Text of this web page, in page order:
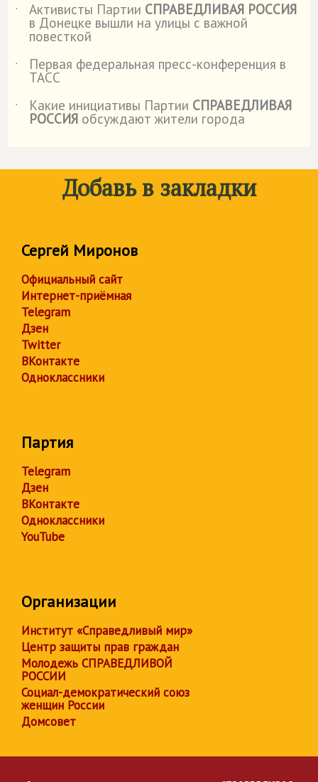
˙
Активисты Партии СПРАВЕДЛИВАЯ РОССИЯ
в Донецке вышли на улицы с важной
повесткой
˙
Первая федеральная пресс-конференция в
ТАСС
˙
Какие инициативы Партии СПРАВЕДЛИВАЯ
РОССИЯ обсуждают жители города
Добавь в закладки
Сергей Миронов
Официальный сайт
Интернет-приёмная
Telegram
Дзен
Twitter
ВКонтакте
Одноклассники
Партия
Telegram
Дзен
ВКонтакте
Одноклассники
YouTube
Организации
Институт «Справедливый мир»
Центр защиты прав граждан
Молодежь СПРАВЕДЛИВОЙ
РОССИИ
Социал-демократический союз
женщин России
Домсовет